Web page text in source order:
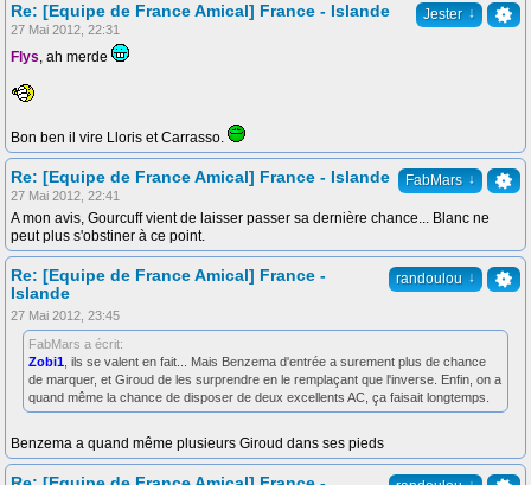
Jester ↓
Re: [Equipe de France Amical] France - Islande
27 Mai 2012, 22:31
Flys, ah merde
Bon ben il vire Lloris et Carrasso.
FabMars ↓
Re: [Equipe de France Amical] France - Islande
27 Mai 2012, 22:41
A mon avis, Gourcuff vient de laisser passer sa dernière chance... Blanc ne
peut plus s'obstiner à ce point.
randoulou ↓
Re: [Equipe de France Amical] France -
Islande
27 Mai 2012, 23:45
FabMars a écrit:
Zobi1 , ils se valent en fait... Mais Benzema d'entrée a surement plus de chance
de marquer, et Giroud de les surprendre en le remplaçant que l'inverse. Enfin, on a
quand même la chance de disposer de deux excellents AC, ça faisait longtemps.
Benzema a quand même plusieurs Giroud dans ses pieds